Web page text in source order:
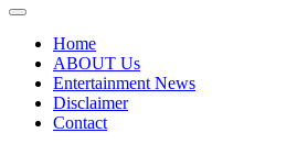
Home
ABOUT Us
Entertainment News
Disclaimer
Contact